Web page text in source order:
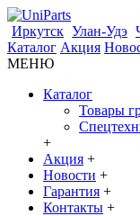
Иркутск Улан-Удэ
Каталог Акция
МЕНЮ
Каталог
Товары
+
Акция +
Новости +
Гарантия +
Контакты +